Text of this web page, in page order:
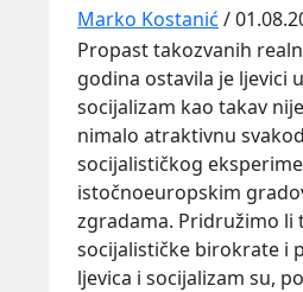
Marko Kostanić /
Propast takozvanih
godina ostavila je ljevici
socijalizam kao takav
nimalo atraktivnu
socijalističkog
istočnoeuropskim
zgradama. Pridružimo li
socijalističke birokrate i
ljevica i socijalizam su,